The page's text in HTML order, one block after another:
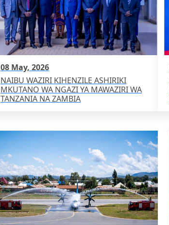
08 May, 2026
NAIBU WAZIRI KIHENZILE ASHIRIKI
MKUTANO WA NGAZI YA MAWAZIRI WA
TANZANIA NA ZAMBIA